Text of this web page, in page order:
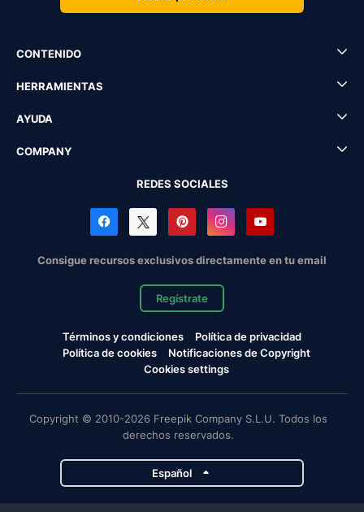
CONTENIDO
HERRAMIENTAS
AYUDA
COMPANY
REDES SOCIALES
Consigue recursos exclusivos directamente en tu email
Regístrate
Términos y condiciones
Política de privacidad
Política de cookies
Notificaciones de Copyright
Cookies settings
Copyright © 2010-2026 Freepik Company S.L.U. Todos los
derechos reservados.
Español